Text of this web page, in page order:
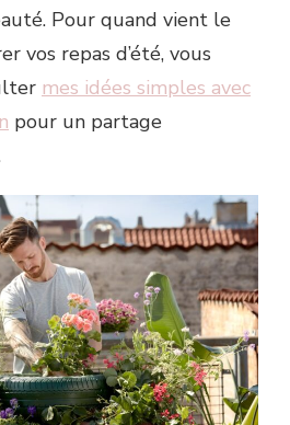
Pour quand vient le
vos repas d’été, vous
mes idées simples avec
pour un partage